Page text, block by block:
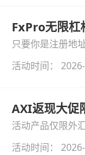
FxPro无限杠
只要你是注册地
自动解锁无限倍
活动时间：
AXI返现大促
活动产品仅限外
活动时间：